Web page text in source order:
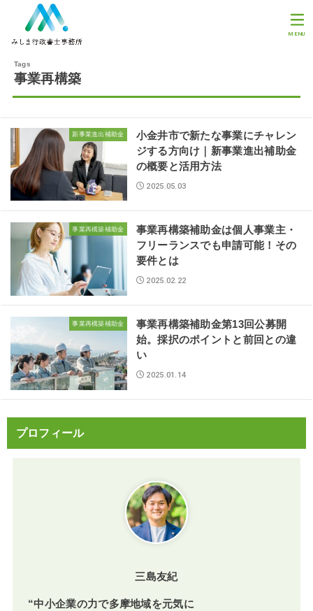
MENU
事業再構築
新事業進出補助金
小金井市で新たな事業にチャレン
ジする方向け｜新事業進出補助金
の概要と活用方法
2025.05.03
事業再構築補助金
事業再構築補助金は個人事業主・
フリーランスでも申請可能！その
要件とは
2025.02.22
事業再構築補助金
事業再構築補助金第13回公募開
始。採択のポイントと前回との違
い
2025.01.14
プロフィール
三島友紀
“中小企業の力で多摩地域を元気に